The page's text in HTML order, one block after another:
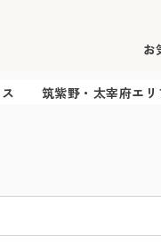
お
筑紫野・太宰府エリ